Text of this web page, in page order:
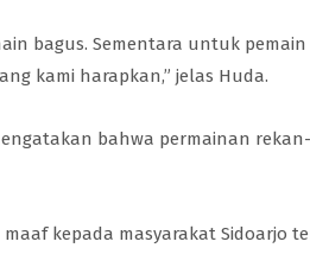
bagus. Sementara untuk
kami harapkan,” jelas Huda.
bahwa permainan
kepada masyarakat Sidoarjo